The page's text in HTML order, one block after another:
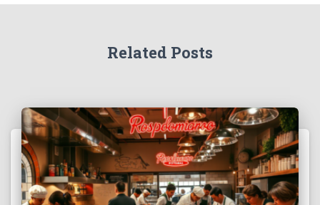
Related Posts